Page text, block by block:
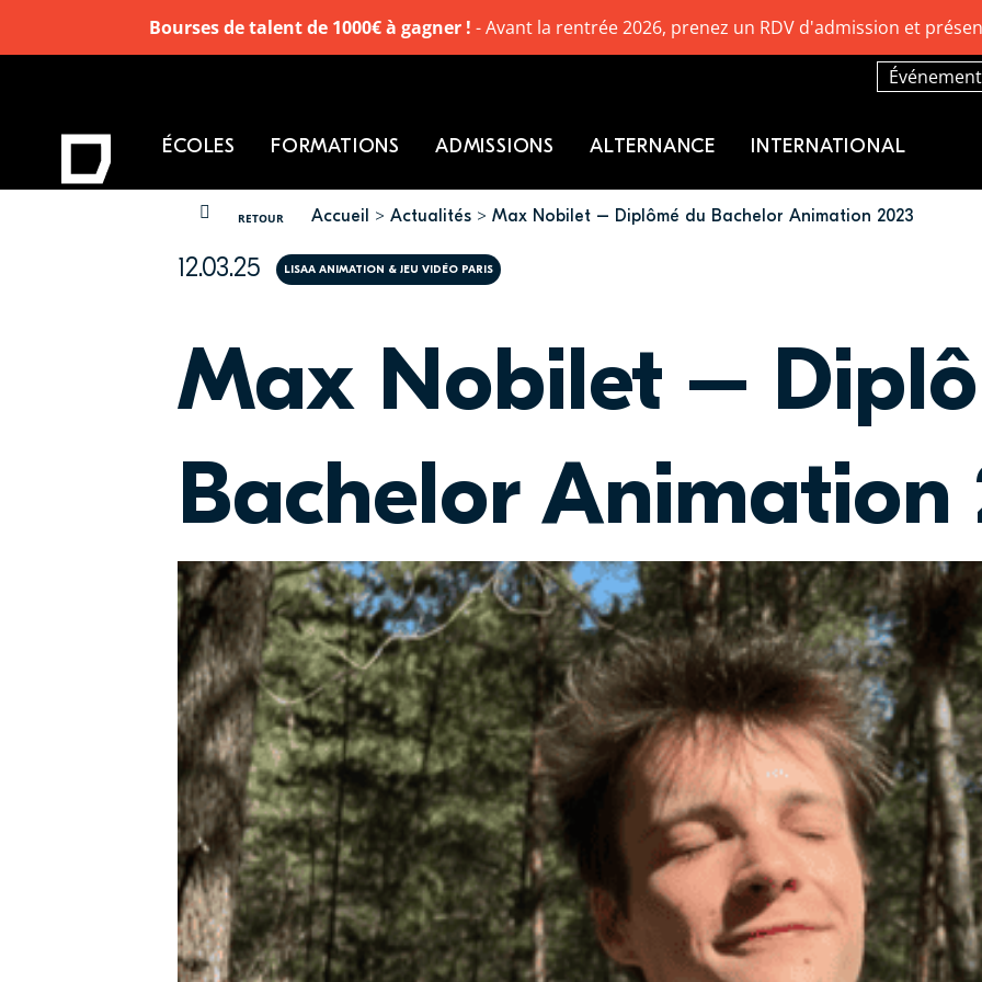
RETOUR
VOUS ÊTES ICI Accueil Actualités Max Nobilet – Diplômé du Bachelor Animation 2023
12.03.25 LISAA ANIMATION & JEU VIDÉO PARIS
Max Nobilet –
Bachelor Animation
ÉCOLES FORMATIONS ADMISSIONS ALTERNANCE INTERNATIONAL
Bourses de talent de 1000€ à gagner ! - Avant la rentrée 2026, prenez un RDV d'admission et